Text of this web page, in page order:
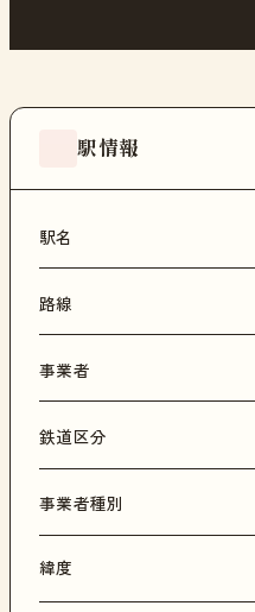
駅情報
駅名
路線
事業者
鉄道区分
事業者種別
緯度